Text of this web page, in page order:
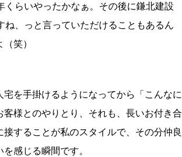
くらいやったかなぁ。その後に鎌北建設
ね、っと言っていただけることもあるん
笑）
を手掛けるようになってから「こんなに
様とのやりとり、それも、長いお付き合
することが私のスタイルで、その分仲良
感じる瞬間です。